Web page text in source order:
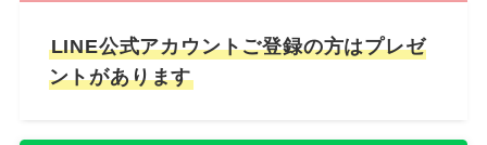
LINE公式アカウントご登録の方はプレゼ
ントがあります